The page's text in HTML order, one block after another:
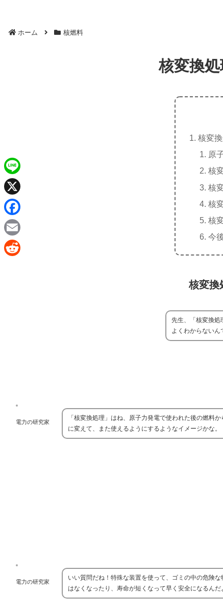
ホーム 核燃料
核変換
核変
原
核
核
核
核
今
核変換
先生、「核変換処
よくわからないん
電力の研究家
「核変換処理」はね、原子力発電で使われた後の燃料
に変えて、また使えるようにするようなイメージかな。
電力の研究家
いい質問だね！特殊な装置を使って、ゴミの中の危険
はなくなったり、寿命が短くなって早く安全になるんだ
L
n
e
X
F
a
c
E